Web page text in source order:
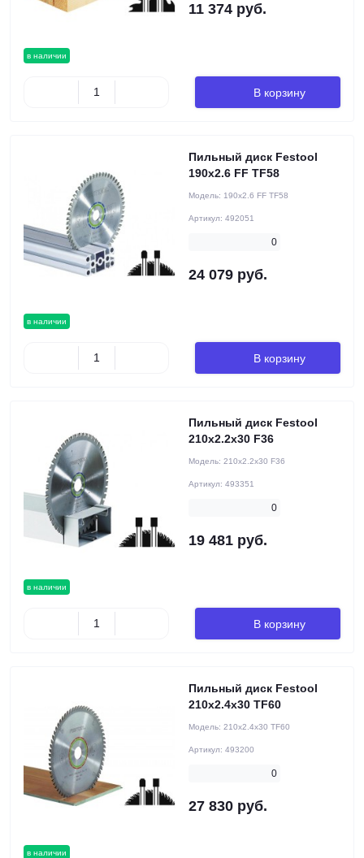
в наличии
11 374 руб.
В корзину
в наличии
Пильный диск Festool
190x2.6 FF TF58
Модель: 190x2.6 FF TF58
Артикул: 492051
0
24 079 руб.
В корзину
в наличии
Пильный диск Festool
210x2.2x30 F36
Модель: 210x2.2x30 F36
Артикул: 493351
0
19 481 руб.
В корзину
в наличии
Пильный диск Festool
210x2.4x30 TF60
Модель: 210x2.4x30 TF60
Артикул: 493200
0
27 830 руб.